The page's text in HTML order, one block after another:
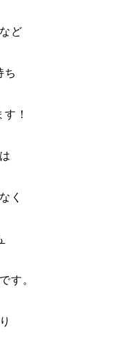
ど
ち
！
く
す。